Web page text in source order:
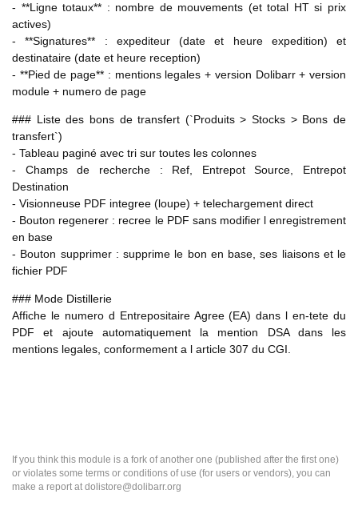
- **Ligne totaux** : nombre de mouvements (et total HT si prix
actives)
- **Signatures** : expediteur (date et heure expedition) et
destinataire (date et heure reception)
- **Pied de page** : mentions legales + version Dolibarr + version
module + numero de page
### Liste des bons de transfert (`Produits > Stocks > Bons de
transfert`)
- Tableau paginé avec tri sur toutes les colonnes
- Champs de recherche : Ref, Entrepot Source, Entrepot
Destination
- Visionneuse PDF integree (loupe) + telechargement direct
- Bouton regenerer : recree le PDF sans modifier l enregistrement
en base
- Bouton supprimer : supprime le bon en base, ses liaisons et le
fichier PDF
### Mode Distillerie
Affiche le numero d Entrepositaire Agree (EA) dans l en-tete du
PDF et ajoute automatiquement la mention DSA dans les
mentions legales, conformement a l article 307 du CGI.
If you think this module is a fork of another one (published after the first one)
or violates some terms or conditions of use (for users or vendors), you can
make a report at dolistore@dolibarr.org